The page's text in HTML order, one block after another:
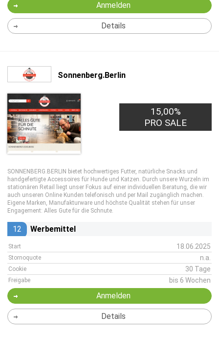
Anmelden
Details
Sonnenberg.Berlin
15,00%
PRO SALE
SONNENBERG.BERLIN bietet hochwertiges Futter, natürliche Snacks und
handgefertigte Accessoires für Hunde und Katzen. Durch unsere Wurzeln im
stationären Retail liegt unser Fokus auf einer individuellen Beratung, die wir
auch unseren Online Kunden telefonisch und per Mail zugänglich machen.
Eigene Marken, Manufakturware und höchste Qualität stehen für unser
Engagement: Alles Gute für die Schnute.
12 Werbemittel
Start 18.06.2025
Stornoquote n.a.
Cookie 30 Tage
Freigabe bis 6 Wochen
Anmelden
Details